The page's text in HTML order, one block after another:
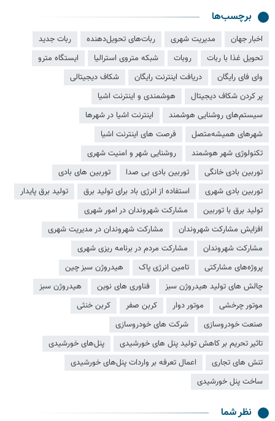
برچسب‌ها
اخبار جهان مدیریت شهری ربات‌های تحویل‌دهنده
ربات جدید
تحویل غذا با ربات
روبات شبکه متروی استرالیا
ایستگاه مترو
وای فای رایگان
دریافت اینترنت رایگان
شکاف دیجیتالی
پر کردن شکاف دیجیتال
هوشمندی و اینترنت اشیا
سیستم‌های روشنایی هوشمند
اینترنت اشیا در شهرها
شهرهای همیشه‌متصل
فرصت های اینترنت اشیا
تکنولوژی شهر هوشمند
روشنایی شهر و امنیت شهری
توربین بادی خانگی
توربین بادی بی صدا
توربین های بادی
توربین بادی شهری
استفاده از انرژی باد برای تولید برق
تولید برق پایدار
تولید برق با توربین
مشارکت شهروندان در امور شهری
افزایش مشارکت شهروندان
مشارکت شهروندان در مدیریت شهری
مشارکت شهروندان
مشارکت مردم در برنامه ریزی شهری
پروژه‌های مشارکتی
تامین انرژی پاک
هیدروژن سبز چین
چالش های تولید هیدروژن سبز
فناوری های نوین
هیدروژن سبز
موتور چرخشی
موتور دوار کربن صفر
کربن خنثی
صنعت خودروسازی
شرکت های خودروسازی
تاثیر تحریم بر کاهش تولید پنل های خورشیدی
پنل‌های خورشیدی
تنش های تجاری
اعمال تعرفه بر واردات پنل‌های خورشیدی
ساخت پنل خورشیدی
نظر شما